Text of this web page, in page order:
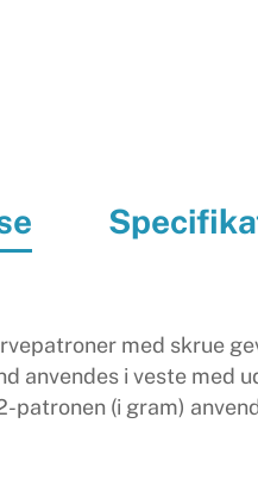
med skrue
anvendes i veste med
patronen (i gram)